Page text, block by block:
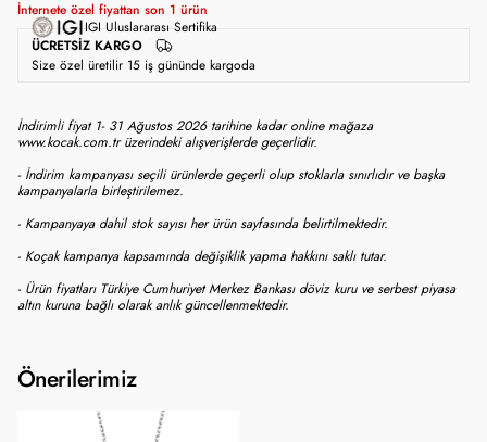
İnternete özel fiyattan son 1 ürün
ÜCRETSIZ KARGO
IGI Uluslararası Sertifika
Size özel üretilir 15 iş gününde kargoda
İndirimli fiyat 1- 31 Ağustos 2026 tarihine kadar online mağaza
www.kocak.com.tr üzerindeki alışverişlerde geçerlidir.
- İndirim kampanyası seçili ürünlerde geçerli olup stoklarla sınırlıdır ve başka
kampanyalarla birleştirilemez.
- Kampanyaya dahil stok sayısı her ürün sayfasında belirtilmektedir.
- Koçak kampanya kapsamında değişiklik yapma hakkını saklı tutar.
- Ürün fiyatları Türkiye Cumhuriyet Merkez Bankası döviz kuru ve serbest piyasa
altın kuruna bağlı olarak anlık güncellenmektedir.
Önerilerimiz